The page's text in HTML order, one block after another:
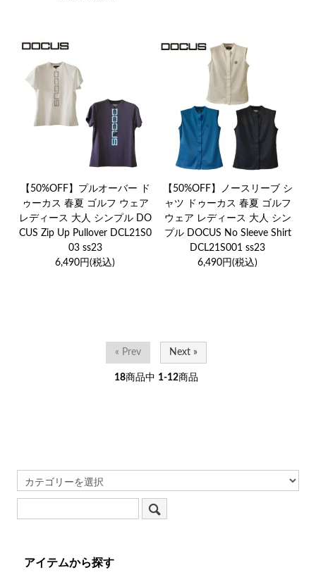
【50%OFF】プルオーバー ド
ゥーカス 春夏 ゴルフ ウェア
レディース 大人 シンプル DO
CUS Zip Up Pullover DCL21S0
03 ss23
6,490円(税込)
【50%OFF】ノースリーブ シ
ャツ ドゥーカス 春夏 ゴルフ
ウェア レディース 大人 シン
プル DOCUS No Sleeve Shirt
DCL21S001 ss23
6,490円(税込)
« Prev Next »
18商品中 1-12商品
アイテムから探す